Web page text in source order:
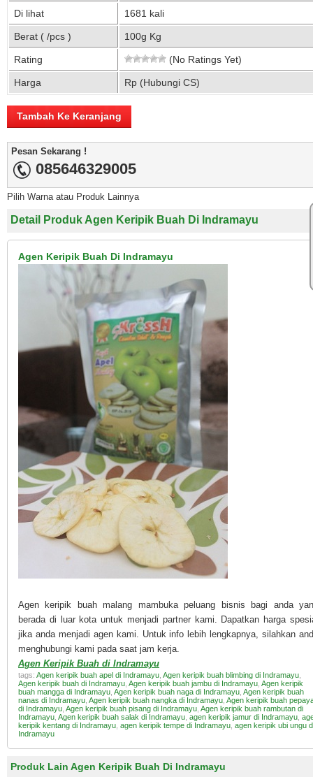
Di lihat 1681 kali
Berat ( /pcs ) 100g Kg
Rating (No Ratings Yet)
Harga Rp (Hubungi CS)
Pesan Sekarang !
085646329005
Pilih Warna atau Produk Lainnya
Detail Produk Agen Keripik Buah Di Indramayu
Agen Keripik Buah Di Indramayu
Agen keripik buah malang mambuka peluang bisnis bagi anda
berada di luar kota untuk menjadi partner kami. Dapatkan harga
jika anda menjadi agen kami. Untuk info lebih lengkapnya, silahkan
menghubungi kami pada saat jam kerja.
Agen Keripik Buah di Indramayu
tags: Agen keripik buah apel di Indramayu Agen keripik buah blimbing di Indramayu
Agen keripik buah di Indramayu Agen keripik buah jambu di Indramayu Agen keripik
buah mangga di Indramayu Agen keripik buah naga di Indramayu Agen keripik buah
nanas di Indramayu Agen keripik buah nangka di Indramayu Agen keripik buah
di Indramayu Agen keripik buah pisang di Indramayu Agen keripik buah rambutan di
Indramayu Agen keripik buah salak di Indramayu agen keripik jamur di Indramayu
keripik kentang di Indramayu agen keripik tempe di Indramayu agen keripik ubi ungu
Indramayu
Produk Lain Agen Keripik Buah Di Indramayu